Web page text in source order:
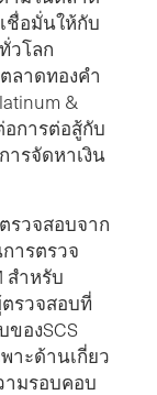
ชื่อมั่นให้กับ
วโลก
ลาดทองคํา
&
การต่อสู้กับ
ารจัดหาเงิน
รวจสอบจาก
ารตรวจ
สำหรับ
รวจสอบที่
องSCS
าะด้านเกี่ยว
มรอบคอบ